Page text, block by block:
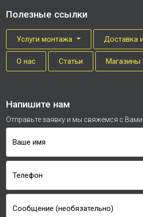
Полезные ссылки
Услуги монтажа Доставка
О нас Cтатьи Магазины
Напишите нам
Отправьте заявку и мы свяжемся с Вами!
Ваше имя
Телефон
Сообщение (необязательно)